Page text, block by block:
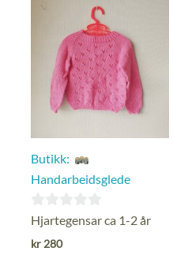
Butikk:
Handarbeidsglede
0
ut
Hjartegensar ca 1-2 år
kr 280